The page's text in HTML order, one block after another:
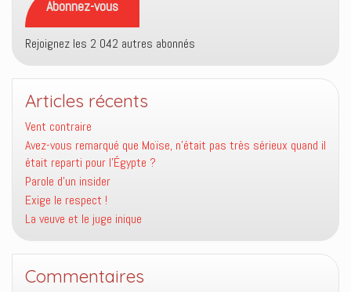
Abonnez-vous
Rejoignez les 2 042 autres abonnés
Articles récents
Vent contraire
Avez-vous remarqué que Moïse, n’était pas très sérieux quand il
était reparti pour l’Égypte ?
Parole d’un insider
Exige le respect !
La veuve et le juge inique
Commentaires